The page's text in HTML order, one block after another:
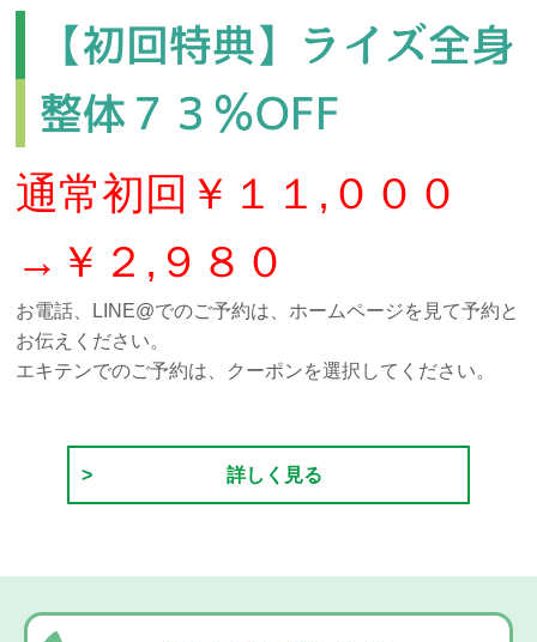
【初回特典】ライズ全身
整体７３％OFF
通常初回￥１１,０００
→￥２,９８０
お電話、LINE@でのご予約は、ホームページを見て予約と
お伝えください。
エキテンでのご予約は、クーポンを選択してください。
詳しく見る